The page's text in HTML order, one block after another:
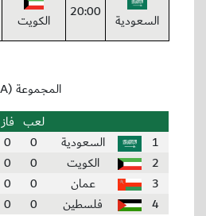
السعودية 20:00 الكويت
المجموعة (A)
لعب فاز
1
السعودية 0
0
2
الكويت 0
0
3
عمان 0
0
4
فلسطين 0
0